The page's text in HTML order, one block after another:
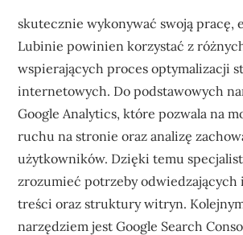
skutecznie wykonywać swoją pracę,
Lubinie powinien korzystać z
wspierających proces optymalizacji
internetowych. Do podstawowych
Google Analytics, które pozwala na
ruchu na stronie oraz analizę
użytkowników. Dzięki temu
zrozumieć potrzeby odwiedzających
treści oraz struktury witryn.
narzędziem jest Google Search